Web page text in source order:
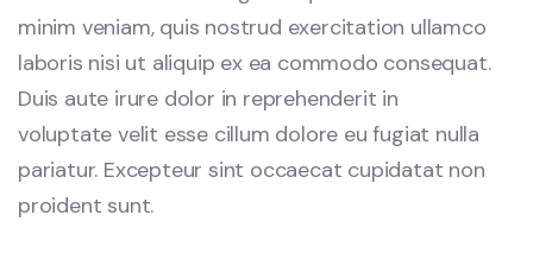
minim veniam, quis nostrud exercitation ullamco
laboris nisi ut aliquip ex ea commodo consequat.
Duis aute irure dolor in reprehenderit in
voluptate velit esse cillum dolore eu fugiat nulla
pariatur. Excepteur sint occaecat cupidatat non
proident sunt.